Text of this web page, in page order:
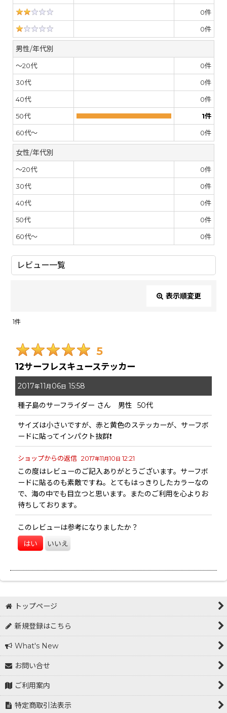
0件
0件
男性/年代別
～20代 0件
30代 0件
40代 0件
50代 1件
60代～ 0件
女性/年代別
～20代 0件
30代 0件
40代 0件
50代 0件
60代～ 0件
レビュー一覧
表示順変更
期間 :
画像
星の数:
年代:
性別:
並び順 :
絞り込む
1件
5
12サーフレスキューステッカー
2017年11 月 06日 15:58
種子島のサーフライダー さん 男性 50代
サイズは小さいですが、赤と黄色のステッカーが、サーフボ
ードに貼ってインパクト抜群❗
ショップからの返信 2017年11月10日 12:21
この度はレビューのご記入ありがとうございます。サーフボ
ードに貼るのも素敵ですね。とてもはっきりしたカラーなの
で、海の中でも目立つと思います。またのご利用を心よりお
待ちしております。
このレビューは参考になりましたか？
はい いいえ
トップページ
新規登録はこちら
What's New
お問い合せ
ご利用案内
特定商取引法表示